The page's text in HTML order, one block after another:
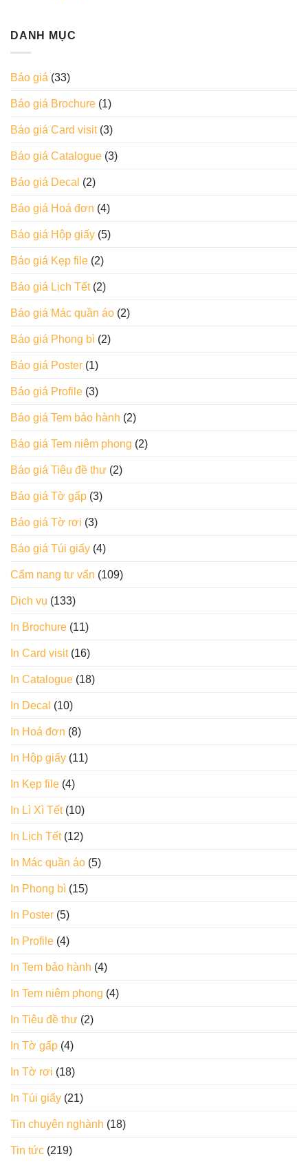
DANH MỤC
Báo giá (33)
Báo giá Brochure (1)
Báo giá Card visit(3)
Báo giá Catalogue (3)
Báo giá Decal (2)
Báo giá Hoá đơn (4)
Báo giá Hộp giấy (5)
Báo giá Kẹp file (2)
Báo giá Lịch Tết(2)
Báo giá Mác quần áo (2)
Báo giá Phong bì (2)
Báo giá Poster (1)
Báo giá Profile (3)
Báo giá Tem bảo hành (2)
Báo giá Tem niêm phong (2)
Báo giá Tiêu đề thư (2)
Báo giá Tờ gấp (3)
Báo giá Tờ rơi (3)
Báo giá Túi giấy (4)
Cẩm nang tư vấn (109)
Dịch vụ (133)
In Brochure (11)
In Card visit(16)
In Catalogue (18)
In Decal (10)
In Hoá đơn (8)
In Hộp giấy (11)
In Kẹp file (4)
In Lì Xì Tết(10)
In Lịch Tết(12)
In Mác quần áo (5)
In Phong bì (15)
In Poster (5)
In Profile (4)
In Tem bảo hành (4)
In Tem niêm phong (4)
In Tiêu đề thư (2)
In Tờ gấp (4)
In Tờ rơi (18)
In Túi giấy (21)
Tin chuyên nghành (18)
Tin tức (219)